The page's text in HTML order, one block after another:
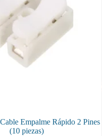
Empalme Rápido 2 Pines
(10 piezas)